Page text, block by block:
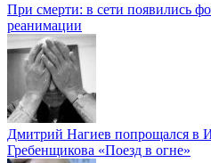
При смерти: в сети появились
реанимации
Дмитрий Нагиев попрощался в
Гребенщикова «Поезд в огне»